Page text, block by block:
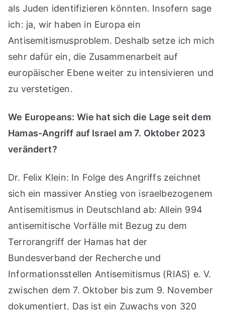
als Juden identifizieren könnten. Insofern sage
ich: ja, wir haben in Europa ein
Antisemitismusproblem. Deshalb setze ich mich
sehr dafür ein, die Zusammenarbeit auf
europäischer Ebene weiter zu intensivieren und
zu verstetigen.
We Europeans: Wie hat sich die Lage seit dem
Hamas-Angriff auf Israel am 7. Oktober 2023
verändert?
Dr. Felix Klein: In Folge des Angriffs zeichnet
sich ein massiver Anstieg von israelbezogenem
Antisemitismus in Deutschland ab: Allein 994
antisemitische Vorfälle mit Bezug zu dem
Terrorangriff der Hamas hat der
Bundesverband der Recherche und
Informationsstellen Antisemitismus (RIAS) e. V.
zwischen dem 7. Oktober bis zum 9. November
dokumentiert. Das ist ein Zuwachs von 320